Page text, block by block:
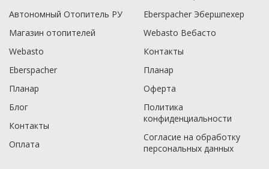
Автономный Отопитель РУ
Магазин отопителей
Webasto
Eberspacher
Планар
Блог
Контакты
Оплата
Eberspacher Эбершпехер
Webasto Вебасто
Контакты
Планар
Оферта
Политика
конфиденциальности
Согласие на обработку
персональных данных